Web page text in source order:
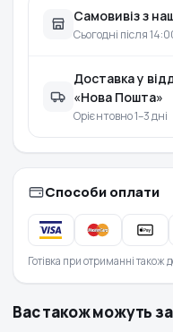
Самовивіз з
Сьогодні після
Доставка у
«Нова Пошта»
Орієнтовно 1–3 дні
Способи оплати
Готівка при отриманні також
Вас також можуть